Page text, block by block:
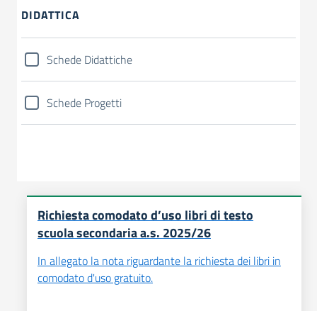
DIDATTICA
Schede Didattiche
Schede Progetti
Richiesta comodato d’uso libri di testo
scuola secondaria a.s. 2025/26
In allegato la nota riguardante la richiesta dei libri in
comodato d'uso gratuito.